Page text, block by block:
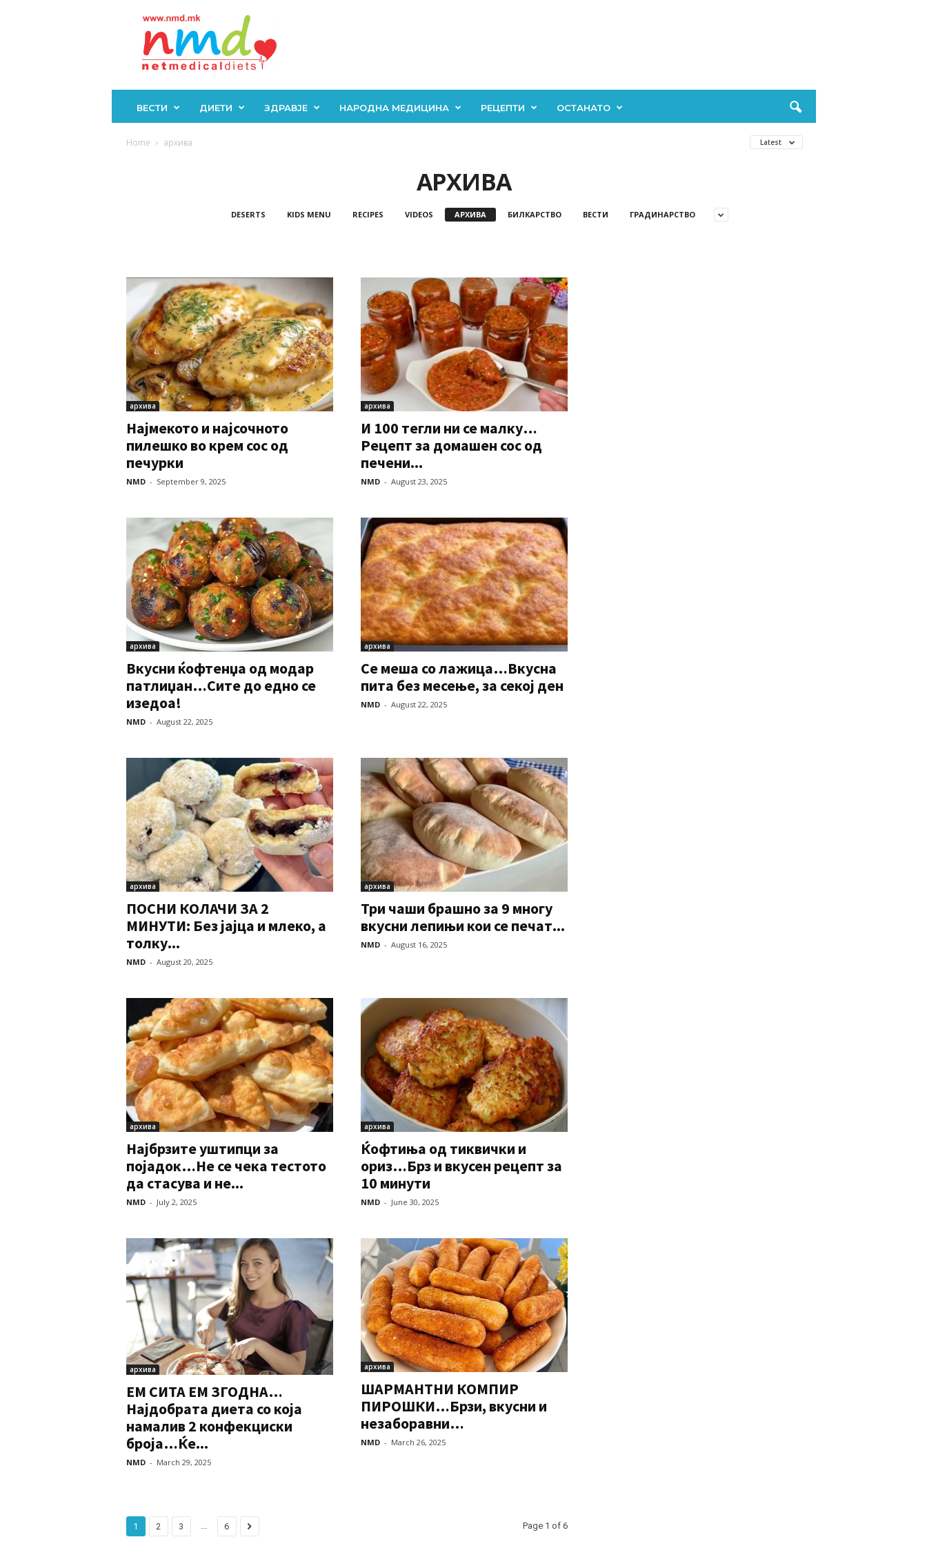
ВЕСТИ ДИЕТИ ЗДРАВЈЕ НАРОДНА МЕДИЦИНА РЕЦЕПТИ ОСТАНАТО
Home архива Latest
АРХИВА
DESERTS KIDS MENU RECIPES VIDEOS АРХИВА БИЛКАРСТВО ВЕСТИ ГРАДИНАРСТВО
архива
Најмекото и најсочното
пилешко во крем сос од
печурки
NMD - September 9, 2025
архива
И 100 тегли ни се малку…
Рецепт за домашен сос од
печени...
NMD - August 23, 2025
архива
Вкусни ќофтенџа од модар
патлиџан…Сите до едно се
изедоа!
NMD - August 22, 2025
архива
Се меша со лажица…Вкусна
пита без месење, за секој ден
NMD - August 22, 2025
архива
ПОСНИ КОЛАЧИ ЗА 2
МИНУТИ: Без јајца и млеко, а
толку...
NMD - August 20, 2025
архива
Три чаши брашно за 9 многу
вкусни лепињи кои се печат...
NMD - August 16, 2025
архива
Најбрзите уштипци за
појадок…Не се чека тестото
да стасува и не...
NMD - July 2, 2025
архива
Ќофтиња од тиквички и
ориз…Брз и вкусен рецепт за
10 минути
NMD - June 30, 2025
архива
ЕМ СИТА ЕМ ЗГОДНА…
Најдобрата диета со која
намалив 2 конфекциски
броја…Ќе...
NMD - March 29, 2025
архива
ШАРМАНТНИ КОМПИР
ПИРОШКИ…Брзи, вкусни и
незаборавни…
NMD - March 26, 2025
1 2 3 6 Page 1 of 6